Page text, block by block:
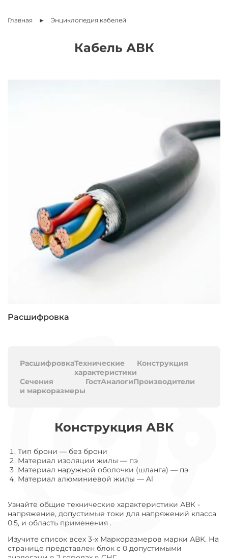
Главная Энциклопедия кабелей
Кабель АВК
Расшифровка
РасшифровкаТехнические
характеристики
Конструкция
Сечения
и маркоразмеры
ГостАналогиПроизводители
Конструкция АВК
Тип брони — без брони
Материал изоляции жилы — пэ
Материал наружной оболочки (шланга) — пэ
Материал алюминиевой жилы — Al
Узнайте общие технические характеристики АВК -
напряжение, допустимые токи для напряжений класса
0.5, и область применения .
Изучите список всех 3-х Маркоразмеров марки АВК. На
странице представлен блок с 0 допустимыми